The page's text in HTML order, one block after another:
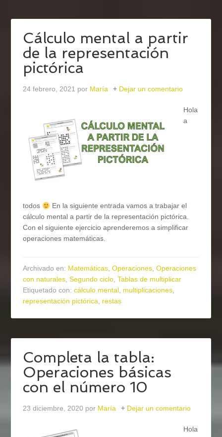
Cálculo mental a partir
de la representación
pictórica
24 febrero, 2021 por María Dejar un comentario
Hola
a
todos
En la siguiente entrada vamos a trabajar el
cálculo mental a partir de la representación pictórica.
Con el siguiente ejercicio aprenderemos a simplificar
operaciones matemáticas.
Archivado en: Matemáticas,Operaciones,Operaciones
con naturales,Segundo ciclo,Tablas de multiplicar
Etiquetado con:cálculo mental, multiplicaciones,
representación pictórica, restas
Completa la tabla:
Operaciones básicas
con el número 10
23 diciembre, 2020 por María Dejar un comentario
Hola